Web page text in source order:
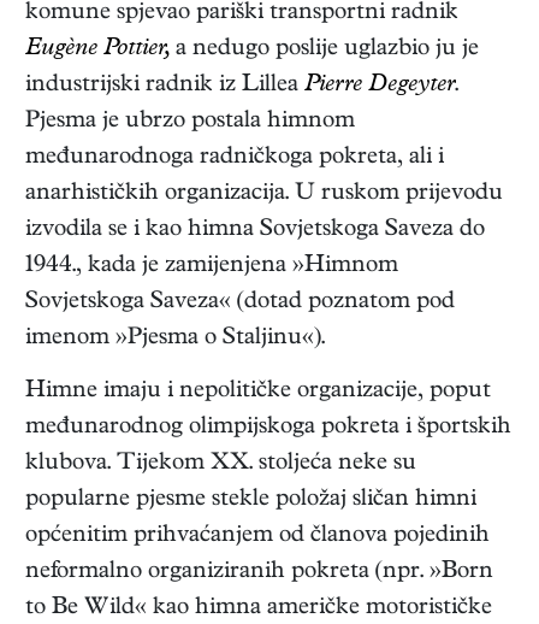
komune spjevao pariški transportni radnik
Eugène Pottier, a nedugo poslije uglazbio ju je
industrijski radnik iz Lillea Pierre Degeyter.
Pjesma je ubrzo postala himnom
međunarodnoga radničkoga pokreta, ali i
anarhističkih organizacija. U ruskom prijevodu
izvodila se i kao himna Sovjetskoga Saveza do
1944., kada je zamijenjena »Himnom
Sovjetskoga Saveza« (dotad poznatom pod
imenom »Pjesma o Staljinu«).
Himne imaju i nepolitičke organizacije, poput
međunarodnog olimpijskoga pokreta i športskih
klubova. Tijekom XX. stoljeća neke su
popularne pjesme stekle položaj sličan himni
općenitim prihvaćanjem od članova pojedinih
neformalno organiziranih pokreta (npr. »Born
to Be Wild« kao himna američke motorističke